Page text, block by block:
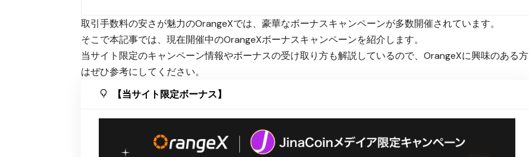
取引手数料の安さが魅力のOrangeXでは、豪華なボーナスキャンペーンが多数開催されています。
そこで本記事では、現在開催中のOrangeXボーナスキャンペーンを紹介します。
当サイト限定のキャンペーン情報やボーナスの受け取り方も解説しているので、OrangeXに興味のある方
はぜひ参考にしてください。
【当サイト限定ボーナス】